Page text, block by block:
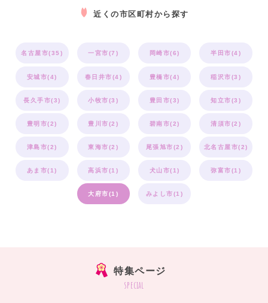
近くの市区町村から探す
名古屋市(35) 一宮市(7) 岡崎市(6) 半田市(4)
安城市(4) 春日井市(4) 豊橋市(4) 稲沢市(3)
長久手市(3) 小牧市(3) 豊田市(3) 知立市(3)
豊明市(2) 豊川市(2) 碧南市(2) 清須市(2)
津島市(2) 東海市(2) 尾張旭市(2) 北名古屋市(2)
あま市(1) 高浜市(1) 犬山市(1) 弥富市(1)
大府市(1) みよし市(1)
特集ページ
special